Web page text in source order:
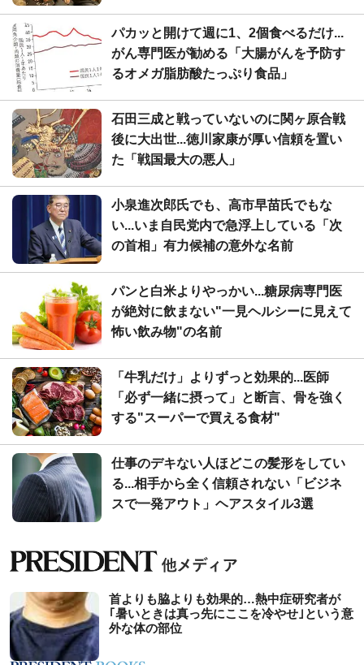
パカッと開けて週に1、2個食べるだけ...
がん専門医が勧める「大腸がんを予防す
るオメガ脂肪酸たっぷり食品」
石田三成と戦っていないのに関ヶ原合戦
後に大出世...徳川家康が厚い信頼を置い
た「戦国最大の悪人」
小泉進次郎氏でも、高市早苗氏でもな
い...いま自民党内で急浮上している「次
の首相」有力候補の意外な名前
パンと白米よりやっかい...糖尿病専門医
が絶対に飲まない"一見ヘルシーに見えて
怖い飲み物"の名前
「牛乳だけ」よりずっと効果的...医師
「必ず一緒に摂って」と断言、骨を強く
する"スーパーで買える食材"
仕事のデキない人ほどこの髪形をしてい
る...相手から全く信頼されない「ビジネ
スで一発アウト」ヘアスタイル3選
首よりも脇よりも効果的…熱中症研究者が
｢暑いときは真っ先にここを冷やせ｣という意
外な体の部位